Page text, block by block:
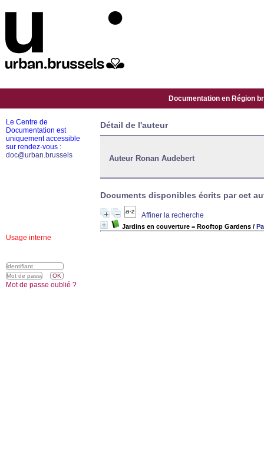
Documentation en Région
Détail de l'auteur
Auteur Ronan Audebert
Documents disponibles écrits par cet
Affiner la recherche
Jardins en couverture = Rooftop Gardens /
Le Centre de
Documentation est
uniquement accessible
sur rendez-vous :
doc@urban.brussels
Usage interne
Mot de passe oublié ?